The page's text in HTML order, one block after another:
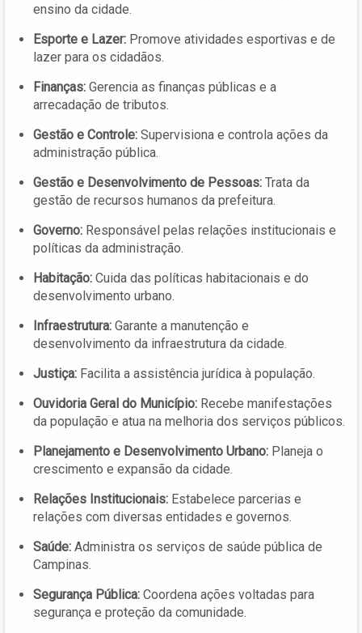
ensino da cidade.
Esporte e Lazer: Promove atividades esportivas e de
lazer para os cidadãos.
Finanças: Gerencia as finanças públicas e a
arrecadação de tributos.
Gestão e Controle: Supervisiona e controla ações da
administração pública.
Gestão e Desenvolvimento de Pessoas: Trata da
gestão de recursos humanos da prefeitura.
Governo: Responsável pelas relações institucionais e
políticas da administração.
Habitação: Cuida das políticas habitacionais e do
desenvolvimento urbano.
Infraestrutura: Garante a manutenção e
desenvolvimento da infraestrutura da cidade.
Justiça: Facilita a assistência jurídica à população.
Ouvidoria Geral do Município: Recebe manifestações
da população e atua na melhoria dos serviços públicos.
Planejamento e Desenvolvimento Urbano: Planeja o
crescimento e expansão da cidade.
Relações Institucionais: Estabelece parcerias e
relações com diversas entidades e governos.
Saúde: Administra os serviços de saúde pública de
Campinas.
Segurança Pública: Coordena ações voltadas para
segurança e proteção da comunidade.